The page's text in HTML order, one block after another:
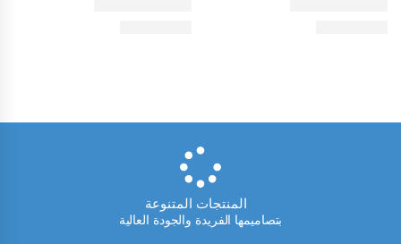
المنتجات المتنوعة
بتصاميمها الفريدة والجودة العالية